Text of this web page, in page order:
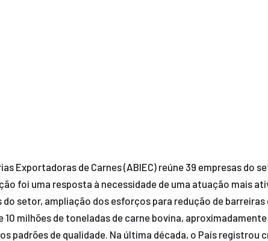
Exportadoras de Carnes (ABIEC) reúne 39 empresas do
foi uma resposta à necessidade de uma atuação mais
do setor, ampliação dos esforços para redução de
milhões de toneladas de carne bovina,
padrões de qualidade. Na última década, o País registrou